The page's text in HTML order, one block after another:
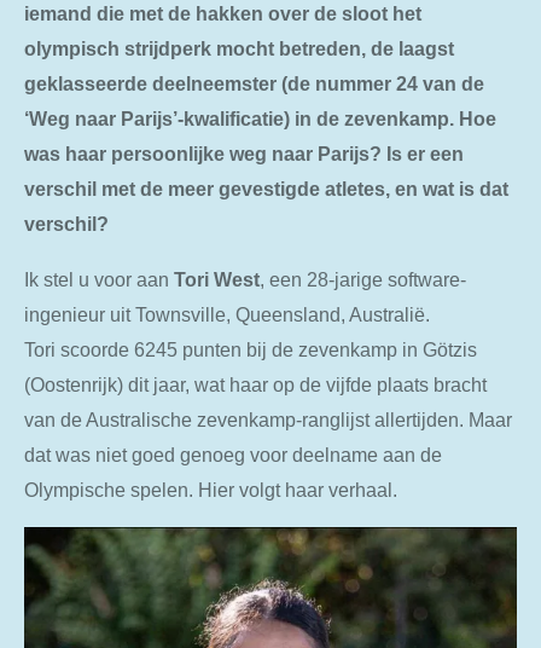
iemand die met de hakken over de sloot het
olympisch strijdperk mocht betreden, de laagst
geklasseerde deelneemster (de nummer 24 van de
‘Weg naar Parijs’-kwalificatie) in de zevenkamp. Hoe
was haar persoonlijke weg naar Parijs? Is er een
verschil met de meer gevestigde atletes, en wat is dat
verschil?
Ik stel u voor aan Tori West, een 28-jarige software-
ingenieur uit Townsville, Queensland, Australië.
Tori scoorde 6245 punten bij de zevenkamp in Götzis
(Oostenrijk) dit jaar, wat haar op de vijfde plaats bracht
van de Australische zevenkamp-ranglijst allertijden. Maar
dat was niet goed genoeg voor deelname aan de
Olympische spelen. Hier volgt haar verhaal.